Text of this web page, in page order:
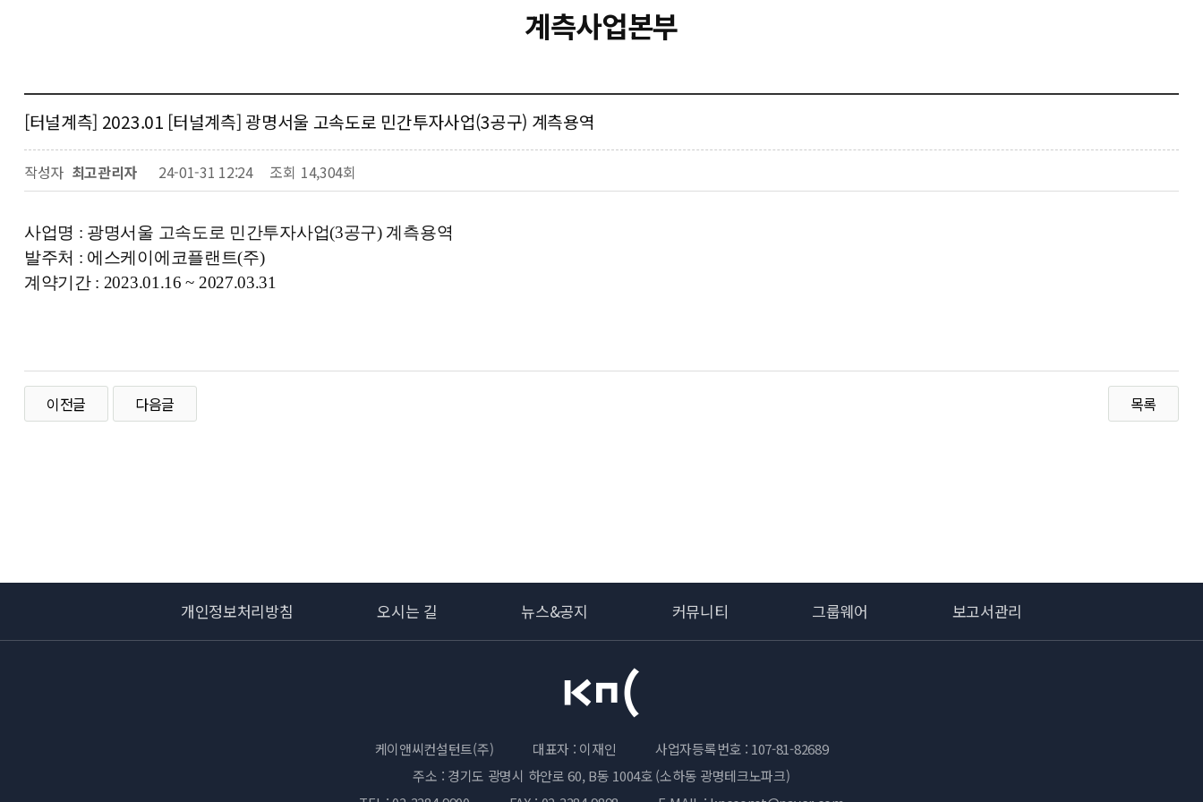
계측사업본부
[터널계측] 2023.01 [터널계측] 광명서울 고속도로 민간투자사업(3공구) 계측용역
작성자 최고관리자 24-01-31 12:24 조회 14,304회
사업명 : 광명서울 고속도로 민간투자사업(3공구) 계측용역
발주처 : 에스케이에코플랜트(주)
계약기간 : 2023.01.16 ~ 2027.03.31
이전글 다음글 목록
개인정보처리방침 오시는 길 뉴스&공지 커뮤니티 그룹웨어 보고서관리
케이앤씨컨설턴트(주) 대표자 : 이재인
사업자등록번호 : 107-81-82689
주소 : 경기도 광명시 하안로 60, B동 1004호 (소하동 광명테크노파크)